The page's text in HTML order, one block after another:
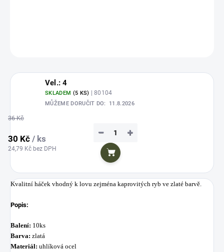
Vel.: 4
SKLADEM (5 KS) | 80104
MŮŽEME DORUČIT DO: 11.8.2026
36 Kč
30 Kč / ks
24,79 Kč bez DPH
+
−
Do košíku
Kvalitní háček vhodný k lovu zejména kaprovitých ryb ve zlaté barvě.
Popis:
Balení: 10ks
Barva: zlatá
Materiál: uhlíková ocel